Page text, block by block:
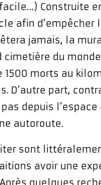
Construite
afin d’empêcher
jamais, la
du
morts au
D’autre part,
depuis
autoroute.
sont
avoir une
quelques